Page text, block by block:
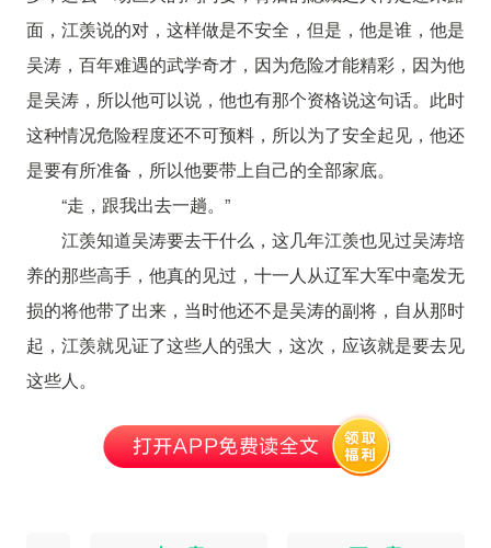
面，江羡说的对，这样做是不安全，但是，他是谁，他是
吴涛，百年难遇的武学奇才，因为危险才能精彩，因为他
是吴涛，所以他可以说，他也有那个资格说这句话。此时
这种情况危险程度还不可预料，所以为了安全起见，他还
是要有所准备，所以他要带上自己的全部家底。
“走，跟我出去一趟。”
江羡知道吴涛要去干什么，这几年江羡也见过吴涛培
养的那些高手，他真的见过，十一人从辽军大军中毫发无
损的将他带了出来，当时他还不是吴涛的副将，自从那时
起，江羡就见证了这些人的强大，这次，应该就是要去见
这些人。